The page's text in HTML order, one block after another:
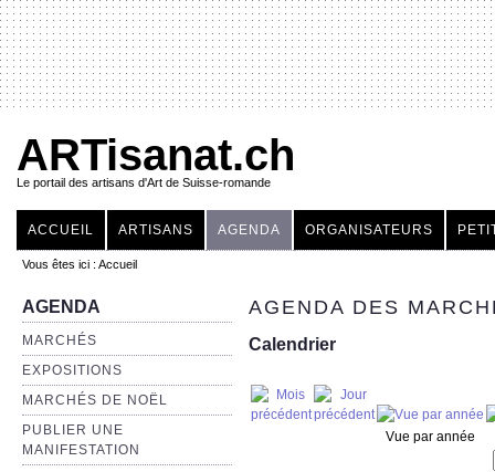
ARTisanat.ch
Le portail des artisans d'Art de Suisse-romande
ACCUEIL ARTISANS AGENDA ORGANISATEURS
Vous êtes ici : Accueil
AGENDA
MARCHÉS
EXPOSITIONS
MARCHÉS DE NOËL
PUBLIER UNE
MANIFESTATION
AGENDA DES
Calendrier
Vue par année